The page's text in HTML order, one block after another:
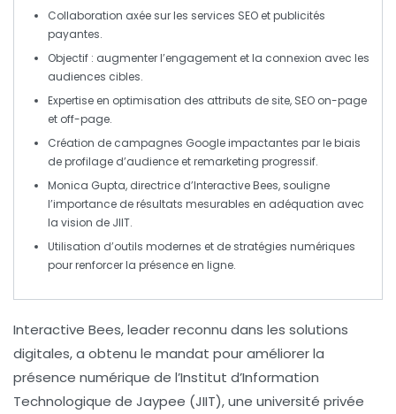
Collaboration axée sur les services SEO etpublicités
payantes.
Objectif : augmenter l’engagement et la connexion avec les
audiences cibles.
Expertise en optimisation des attributs de site, SEO on-page
et off-page.
Création de campagnes Googleimpactantes par le biais
deprofilage d’audience etremarketing progressif.
Monica Gupta, directrice d’Interactive Bees, souligne
l’importance derésultats mesurables en adéquation avec
la vision de JIIT.
Utilisation d’outils modernes et de stratégies numériques
pour renforcer la présence en ligne.
Interactive Bees, leader reconnu dans les solutions
digitales, a obtenu le mandat pour améliorer la
présence numérique de l’Institut d’Information
Technologique de Jaypee (JIIT), une université privée